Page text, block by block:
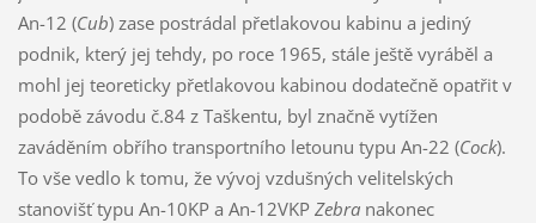
An-12 (Cub) zase postrádal přetlakovou kabinu a jediný
podnik, který jej tehdy, po roce 1965, stále ještě vyráběl a
mohl jej teoreticky přetlakovou kabinou dodatečně opatřit v
podobě závodu č.84 z Taškentu, byl značně vytížen
zaváděním obřího transportního letounu typu An-22 (Cock).
To vše vedlo k tomu, že vývoj vzdušných velitelských
stanovišť typu An-10KP a An-12VKP Zebranakonec